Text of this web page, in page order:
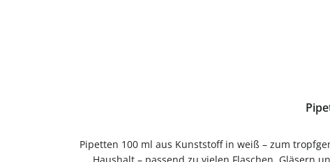
Pipetten 100 ml aus Kunststoff in weiß – zum